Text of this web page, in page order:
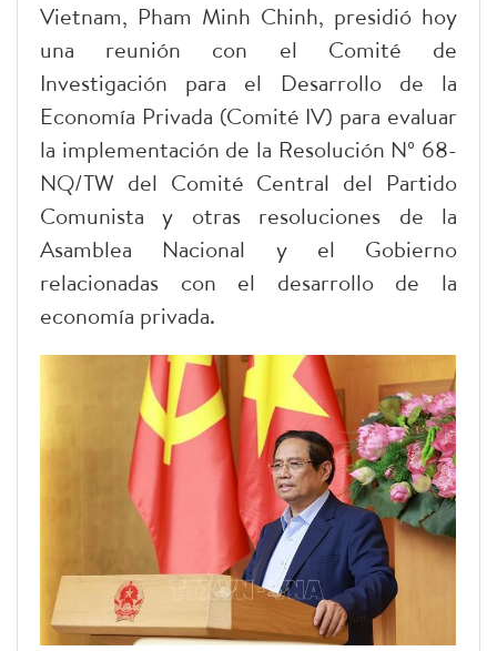
Vietnam, Pham Minh Chinh, presidió hoy
una reunión con el Comité de
Investigación para el Desarrollo de la
Economía Privada (Comité IV) para evaluar
la implementación de la Resolución Nº 68-
NQ/TW del Comité Central del Partido
Comunista y otras resoluciones de la
Asamblea Nacional y el Gobierno
relacionadas con el desarrollo de la
economía privada.